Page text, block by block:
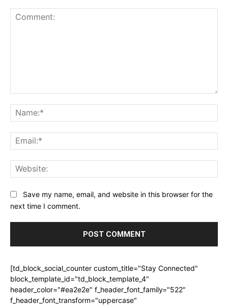
Save my name, email, and website in this browser for the
next time I comment.
[td_block_social_counter custom_title="Stay Connected"
block_template_id="td_block_template_4"
header_color="#ea2e2e" f_header_font_family="522"
f_header_font_transform="uppercase"